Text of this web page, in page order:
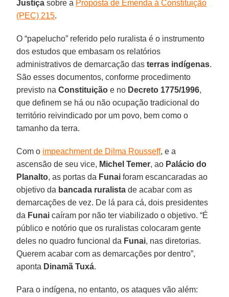
Justiça sobre a Proposta de Emenda à Constituição
(PEC) 215.
O “papelucho” referido pelo ruralista é o instrumento
dos estudos que embasam os relatórios
administrativos de demarcação dasterras indígenas.
São esses documentos, conforme procedimento
previsto naConstituição e no Decreto 1775/1996,
que definem se há ou não ocupação tradicional do
território reivindicado por um povo, bem como o
tamanho da terra.
Com o impeachment de Dilma Rousseff, e a
ascensão de seu vice, Michel Temer, ao Palácio do
Planalto, as portas da Funai foram escancaradas ao
objetivo da bancada ruralista de acabar com as
demarcações de vez. De lá para cá, dois presidentes
da Funai caíram por não ter viabilizado o objetivo. “É
público e notório que os ruralistas colocaram gente
deles no quadro funcional da Funai, nas diretorias.
Querem acabar com as demarcações por dentro”,
aponta Dinamã Tuxá.
Para o indígena, no entanto, os ataques vão além: